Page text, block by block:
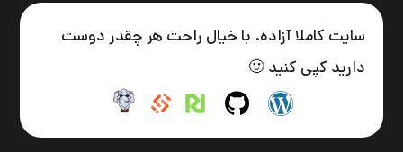
سایت کاملا آزاده. با خیال راحت هر چقدر دوست
دارید کپی کنید 🙂